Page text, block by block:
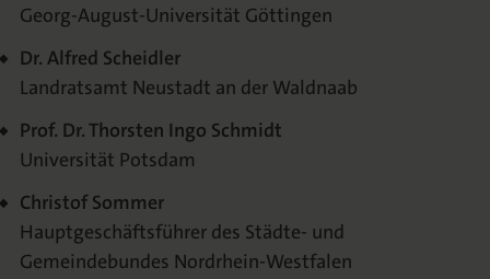
Georg-August-Universität Göttingen
Dr. Alfred Scheidler
Landratsamt Neustadt an der Waldnaab
Prof. Dr. Thorsten Ingo Schmidt
Universität Potsdam
Christof Sommer
Hauptgeschäftsführer des Städte- und
Gemeindebundes Nordrhein-Westfalen